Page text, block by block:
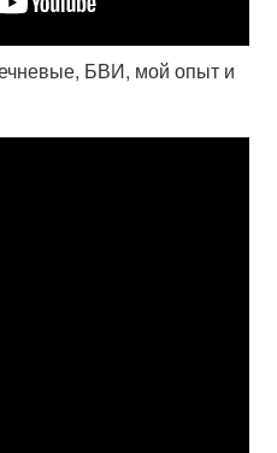
БВИ, мой опыт и